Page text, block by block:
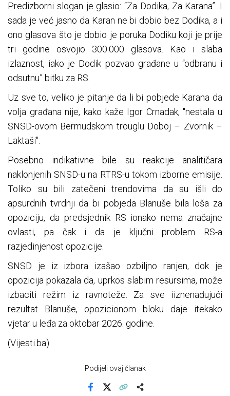
Predizborni slogan je glasio: “Za Dodika, Za Karana”. I
sada je već jasno da Karan ne bi dobio bez Dodika, a i
ono glasova što je dobio je poruka Dodiku koji je prije
tri godine osvojio 300.000 glasova. Kao i slaba
izlaznost, iako je Dodik pozvao građane u “odbranu i
odsutnu” bitku za RS.
Uz sve to, veliko je pitanje da li bi pobjede Karana da
volja građana nije, kako kaže Igor Crnadak, "nestala u
SNSD-ovom Bermudskom trouglu Doboj – Zvornik –
Laktaši".
Posebno indikativne bile su reakcije analitičara
naklonjenih SNSD-u na RTRS-u tokom izborne emisije.
Toliko su bili zatečeni trendovima da su išli do
apsurdnih tvrdnji da bi pobjeda Blanuše bila loša za
opoziciju, da predsjednik RS ionako nema značajne
ovlasti, pa čak i da je ključni problem RS-a
razjedinjenost opozicije.
SNSD je iz izbora izašao ozbiljno ranjen, dok je
opozicija pokazala da, uprkos slabim resursima, može
izbaciti režim iz ravnoteže. Za sve iiznenađujući
rezultat Blanuše, opozicionom bloku daje itekako
vjetar u leđa za oktobar 2026. godine.
(Vijesti.ba)
Podijeli ovaj članak